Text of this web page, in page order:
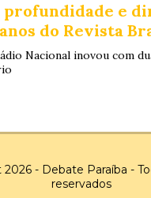
profundidade e
do Revista
Nacional inovou com
- Debate Paraíba -
reservados